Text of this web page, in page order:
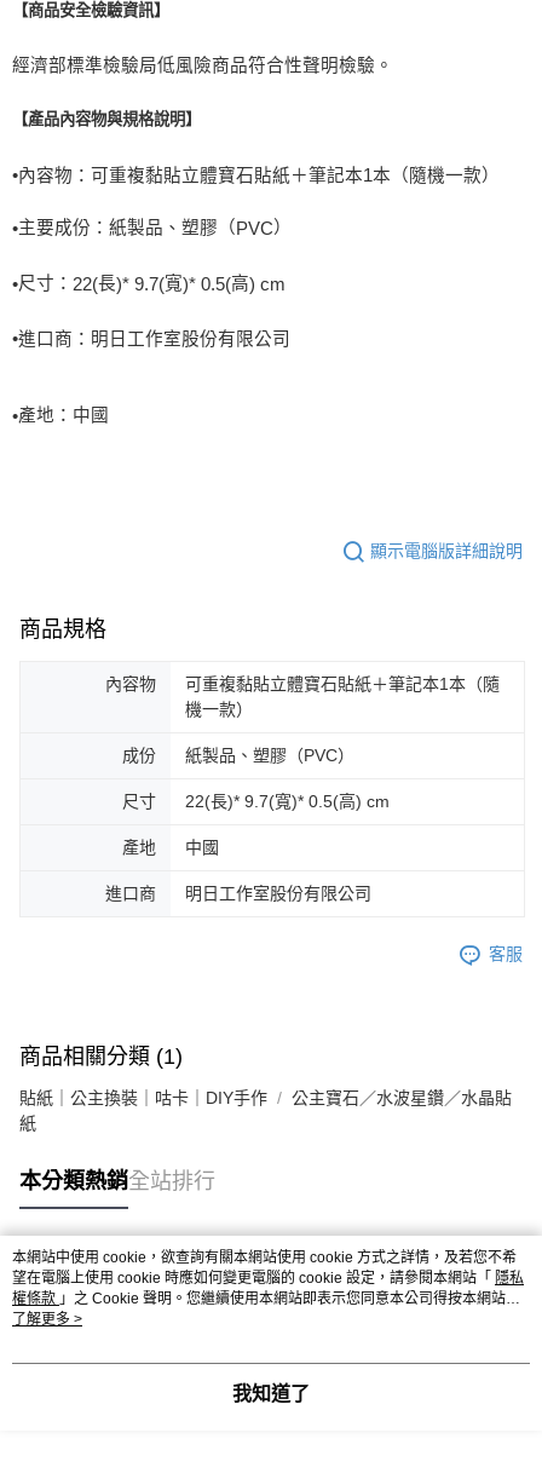
【商品安全檢驗資訊】
經濟部標準檢驗局低風險商品符合性聲明檢驗。
【產品內容物與規格說明】
•內容物： 可重複黏貼立體寶石貼紙＋筆記本1本（隨機一款）
•主要成份：紙製品、塑膠（PVC）
•尺寸： 22(長)* 9.7(寬)* 0.5(高) cm
•進口商：明日工作室股份有限公司
•產地：中國
顯示電腦版詳細說明
商品規格
內容物
可重複黏貼立體寶石貼紙＋筆記本1本（隨
機一款）
成份 紙製品、塑膠（PVC）
尺寸 22(長)* 9.7(寬)* 0.5(高) cm
產地 中國
進口商 明日工作室股份有限公司
客服
商品相關分類 (1)
貼紙｜公主換裝｜咕卡｜DIY手作
公主寶石／水波星鑽／水晶貼
紙
本分類熱銷全站排行
熱門標籤
本網站中使用 cookie，欲查詢有關本網站使用 cookie 方式之詳情，及若您不希
望在電腦上使用 cookie 時應如何變更電腦的 cookie 設定，請參閱本網站「 隱私
權條款 」之 Cookie 聲明。您繼續使用本網站即表示您同意本公司得按本網站使
用條款之 Cookie 聲明使用 cookie。
了解更多 >
我知道了